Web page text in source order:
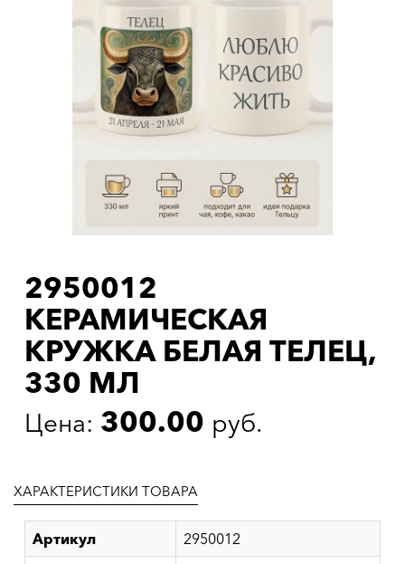
2950012
КЕРАМИЧЕСКАЯ
КРУЖКА БЕЛАЯ ТЕЛЕЦ,
330 МЛ
Цена: 300.00 руб.
ХАРАКТЕРИСТИКИ ТОВАРА
Артикул
2950012